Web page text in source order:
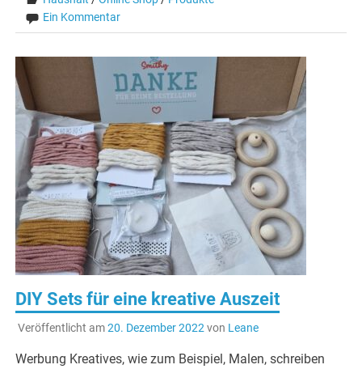
Ein Kommentar
DIY Sets für eine kreative Auszeit
Veröffentlicht am20. Dezember 2022 von Leane
Werbung Kreatives, wie zum Beispiel, Malen, schreiben